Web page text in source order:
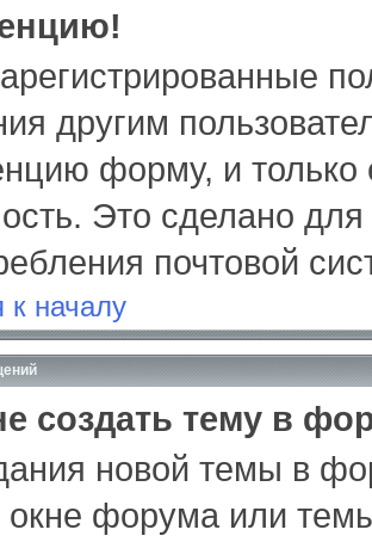
другим
форму, и только
Это сделано для
почтовой
к началу
создать тему в
новой темы в
окне форума или